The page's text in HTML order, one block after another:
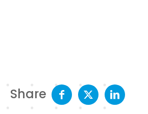
Share